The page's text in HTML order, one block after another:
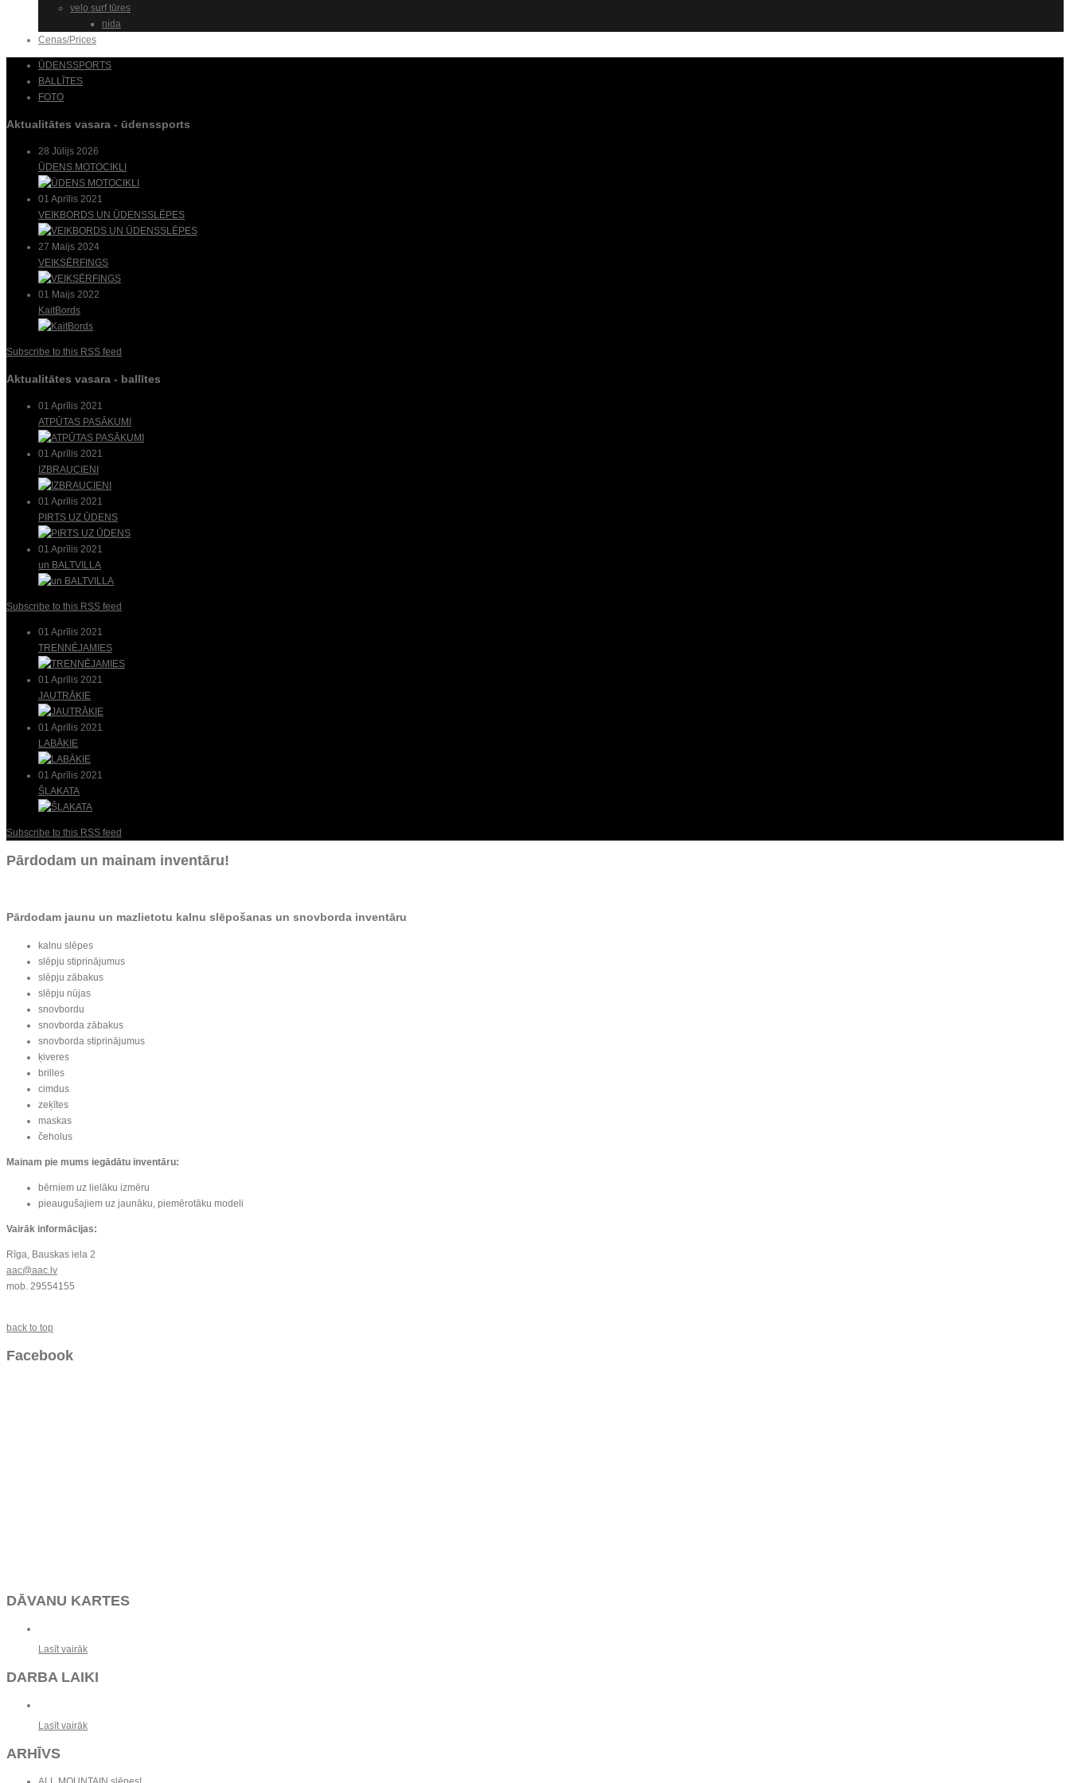
velo surf tūres
nida
Cenas/Prices
ŪDENSSPORTS
BALLĪTES
FOTO
Aktualitātes vasara - ūdenssports
28 Jūlijs 2026
ŪDENS MOTOCIKLI
01 Aprīlis 2021
VEIKBORDS UN ŪDENSSLĒPES
27 Maijs 2024
VEIKSĒRFINGS
01 Maijs 2022
KaitBords
Subscribe to this RSS feed
Aktualitātes vasara - ballītes
01 Aprīlis 2021
ATPŪTAS PASĀKUMI
01 Aprīlis 2021
IZBRAUCIENI
01 Aprīlis 2021
PIRTS UZ ŪDENS
01 Aprīlis 2021
un BALTVILLA
Subscribe to this RSS feed
01 Aprīlis 2021
TRENNĒJAMIES
01 Aprīlis 2021
JAUTRĀKIE
01 Aprīlis 2021
LABĀKIE
01 Aprīlis 2021
ŠĻAKATA
Subscribe to this RSS feed
Pārdodam un mainam inventāru!
Pārdodam jaunu un mazlietotu kalnu slēpošanas un snovborda inventāru
kalnu slēpes
slēpju stiprinājumus
slēpju zābakus
slēpju nūjas
snovbordu
snovborda zābakus
snovborda stiprinājumus
ķiveres
brilles
cimdus
zeķītes
maskas
čeholus
Mainam pie mums iegādātu inventāru:
bērniem uz lielāku izmēru
pieaugušajiem uz jaunāku, piemērotāku modeli
Vairāk informācijas:
Rīga, Bauskas iela 2
aac@aac.lv
mob. 29554155
back to top
Facebook
DĀVANU KARTES
Lasīt vairāk
DARBA LAIKI
Lasīt vairāk
ARHĪVS